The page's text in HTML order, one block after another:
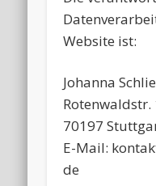
Website ist:
Johanna
Rotenwaldstr.
70197
E-Mail:
de